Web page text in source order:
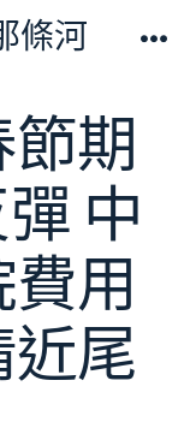
條河
期
中
用
尾